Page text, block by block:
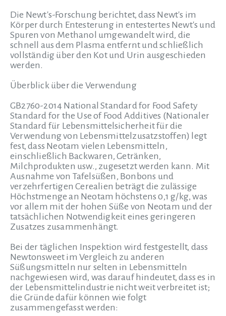
Die Newt's-Forschung berichtet, dass Newt's im
Körper durch Entesterung in entestertes Newt's und
Spuren von Methanol umgewandelt wird, die
schnell aus dem Plasma entfernt und schließlich
vollständig über den Kot und Urin ausgeschieden
werden.
Überblick über die Verwendung
GB2760-2014 National Standard for Food Safety
Standard for the Use of Food Additives (Nationaler
Standard für Lebensmittelsicherheit für die
Verwendung von Lebensmittelzusatzstoffen) legt
fest, dass Neotam vielen Lebensmitteln,
einschließlich Backwaren, Getränken,
Milchprodukten usw., zugesetzt werden kann. Mit
Ausnahme von Tafelsüßen, Bonbons und
verzehrfertigen Cerealien beträgt die zulässige
Höchstmenge an Neotam höchstens 0,1 g/kg, was
vor allem mit der hohen Süße von Neotam und der
tatsächlichen Notwendigkeit eines geringeren
Zusatzes zusammenhängt.
Bei der täglichen Inspektion wird festgestellt, dass
Newtonsweet im Vergleich zu anderen
Süßungsmitteln nur selten in Lebensmitteln
nachgewiesen wird, was darauf hindeutet, dass es in
der Lebensmittelindustrie nicht weit verbreitet ist;
die Gründe dafür können wie folgt
zusammengefasst werden: